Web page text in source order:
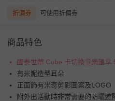
折價券 可使用折價券
商品特色
國泰世華 Cube 卡切換童樂匯享
有米妮造型耳朵
正面飾有米奇剪影圖案及LOGO
附外出活動時非常需要的防曬遮